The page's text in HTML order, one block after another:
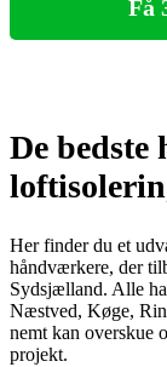
Få
De
Her finder du et
håndværkere, der
Sydsjælland. Alle
Næstved, Køge,
nemt kan overskue
projekt.